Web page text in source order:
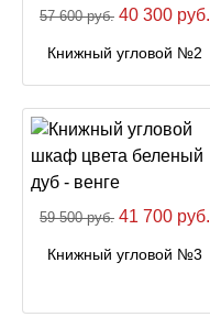
57 600 руб. 40 300 руб.
Книжный угловой №2
59 500 руб. 41 700 руб.
Книжный угловой №3